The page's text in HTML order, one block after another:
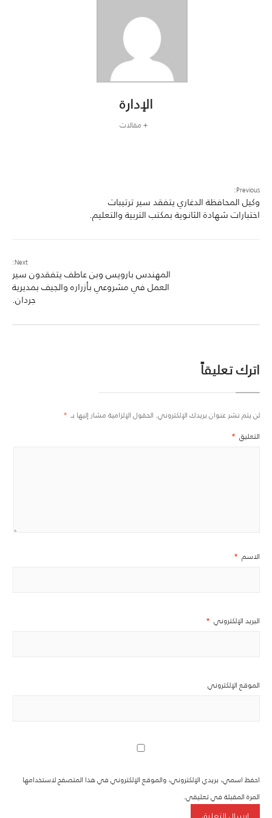
الإدارة
+ مقالات
Previous:
وكيل المحافظة الدغاري يتفقد سير ترتيبات
اختبارات شهادة الثانوية بمكتب التربية والتعليم.
Next:
المهندس بارويس وبن عاطف يتفقدون سير
العمل في مشروعي بأزراره والجيف بمديرية
جردان.
اترك تعليقاً
لن يتم نشر عنوان بريدك الإلكتروني. الحقول الإلزامية مشار إليها بـ *
التعليق *
الاسم *
البريد الإلكتروني *
الموقع الإلكتروني
احفظ اسمي، بريدي الإلكتروني، والموقع الإلكتروني في هذا المتصفح لاستخدامها
المرة المقبلة في تعليقي.